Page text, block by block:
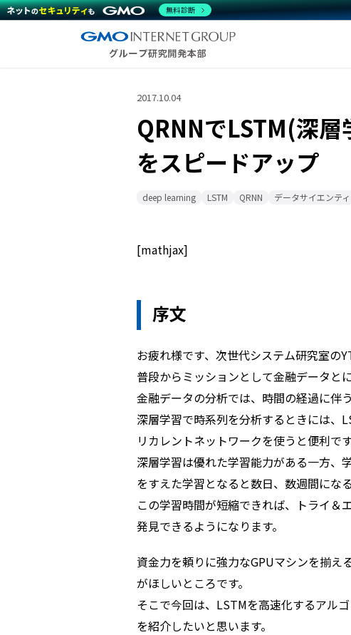
2017.10.04
QRNNでLSTM(深
をスピードアップ
deep learning LSTM QRNN データサイエンテ
[mathjax]
序文
お疲れ様です、次世代システム研究室の
普段からミッションとして金融データと
金融データの分析では、時間の経過に伴
深層学習で時系列を分析するときには
リカレントネットワークを使うと便利です
深層学習は優れた学習能力がある一方、
をすえた学習となると数日、数週間にな
この学習時間が短縮できれば、トライ＆
発見できるようになります。
資金力を頼りに強力なGPUマシンを揃
がほしいところです。
そこで今回は、LSTMを高速化するアル
を紹介したいと思います。
無料診断